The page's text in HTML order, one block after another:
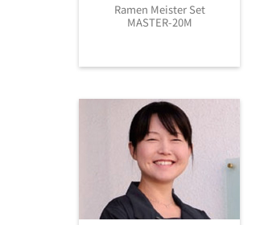
Ramen Meister Set
MASTER-20M